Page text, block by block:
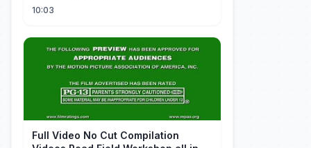
10:03
FuII Video No Cut Compilation